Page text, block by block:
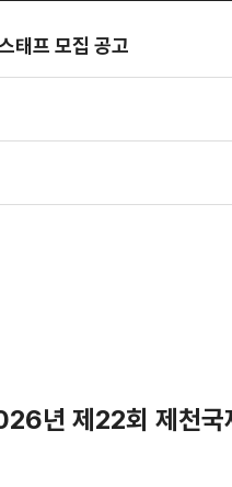
태프 모집 공고
년 제22회 제천국